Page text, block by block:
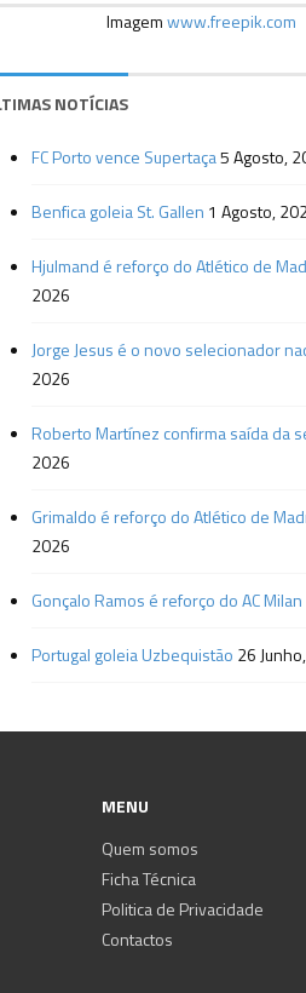
Imagemwww.freepik.com
NOTÍCIAS
FC Porto vence Supertaça5 Agosto,
Benfica goleia St. Gallen 1 Agosto,
Hjulmand é reforço do Atlético de
2026
Jorge Jesus é o novo selecionador
2026
Roberto Martínez confirma saída da
2026
Grimaldo é reforço do Atlético de
2026
Gonçalo Ramos é reforço do AC Milan
Portugal goleia Uzbequistão 26
MENU
Quem somos
Ficha Técnica
Politica de Privacidade
Contactos